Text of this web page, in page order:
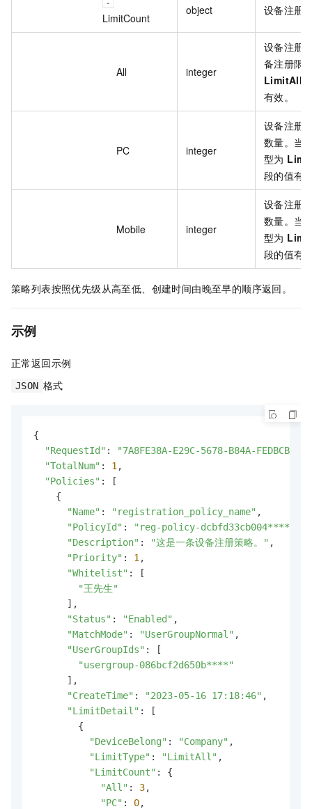
LimitCount
object 设备注册
All integer
设备注册
备注册限
LimitAll
有效。
PC integer
设备注册
数量。当
型为
段的值有
Mobile integer
设备注册
数量。当
型为
段的值有
策略列表按照优先级从高至低、创建时间由晚至早的顺序返回。
示例
正常返回示例
JSON 格式
{
"RequestId" :
"7A8FE38A-E29C-5678-B84A-
"TotalNum" : 1 ,
"Policies" : [
    {
"Name" : "registration_policy_name" ,
"PolicyId" : "reg-policy-dcbfd33cb004****"
"Description" : "这是一条设备注册策略。" ,
"Priority" : 1 ,
"Whitelist" : [
"王先生"
      ],
"Status" : "Enabled" ,
"MatchMode" : "UserGroupNormal" ,
"UserGroupIds" : [
"usergroup-086bcf2d650b****"
      ],
"CreateTime" : "2023-05-16 17:18:46" ,
"LimitDetail" : [
        {
"DeviceBelong" : "Company" ,
"LimitType" : "LimitAll" ,
"LimitCount" : {
"All" : 3,
"PC" : 0,